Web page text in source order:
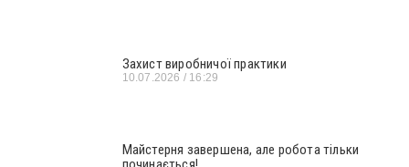
Захист виробничої практики
10.07.2026 16:29
Майстерня завершена, але робота тільки